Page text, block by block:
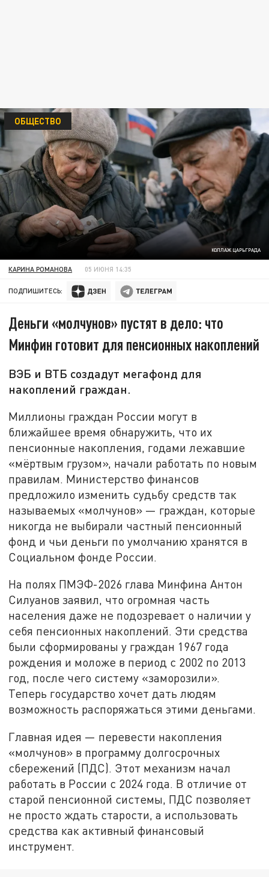
КОЛЛАЖ ЦАРЬГРАДА
ОБЩЕСТВО
КАРИНА РОМАНОВА 05 ИЮНЯ 14:35
ПОДПИШИТЕСЬ:
Деньги «молчунов» пустят в дело: что
Минфин готовит для пенсионных накоплений
ВЭБ и ВТБ создадут мегафонд для
накоплений граждан.
Миллионы граждан России могут в
ближайшее время обнаружить, что их
пенсионные накопления, годами лежавшие
«мёртвым грузом», начали работать по новым
правилам. Министерство финансов
предложило изменить судьбу средств так
называемых «молчунов» — граждан, которые
никогда не выбирали частный пенсионный
фонд и чьи деньги по умолчанию хранятся в
Социальном фонде России.
На полях ПМЭФ-2026 глава Минфина Антон
Силуанов заявил, что огромная часть
населения даже не подозревает о наличии у
себя пенсионных накоплений. Эти средства
были сформированы у граждан 1967 года
рождения и моложе в период с 2002 по 2013
год, после чего систему «заморозили».
Теперь государство хочет дать людям
возможность распоряжаться этими деньгами.
Главная идея — перевести накопления
«молчунов» в программу долгосрочных
сбережений (ПДС). Этот механизм начал
работать в России с 2024 года. В отличие от
старой пенсионной системы, ПДС позволяет
не просто ждать старости, а использовать
средства как активный финансовый
инструмент.